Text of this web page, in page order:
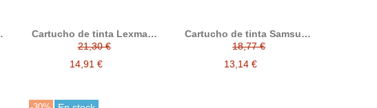
Cartucho de tinta Lexmark
nº20, compatible con
Lexmark 015MX120BR /
21,30 €
14,91 €
Cartucho de tinta Samsung
INK-M41 negro compatible
reemplaza a INK-M41ELS
18,77 €
13,14 €